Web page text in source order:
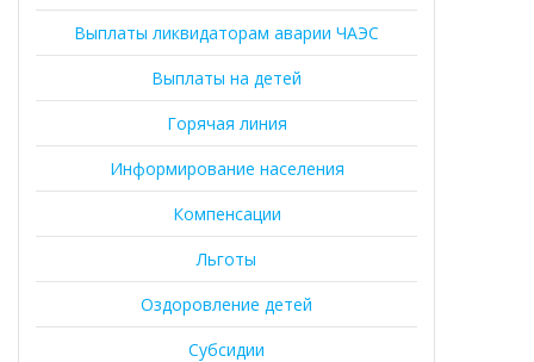
Выплаты ликвидаторам аварии ЧАЭС
Выплаты на детей
Горячая линия
Информирование населения
Компенсации
Льготы
Оздоровление детей
Субсидии